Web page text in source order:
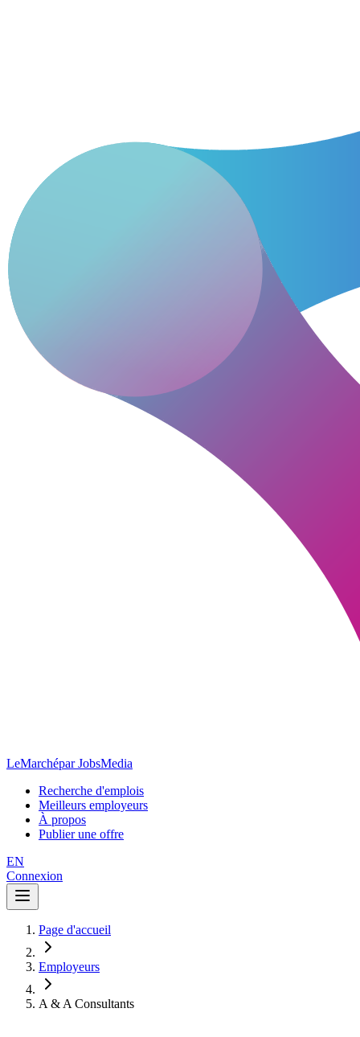
LeMarchépar JobsMedia
Recherche d'emplois
Meilleurs employeurs
À propos
Publier une offre
EN
Connexion
Page d'accueil
Employeurs
A & A Consultants